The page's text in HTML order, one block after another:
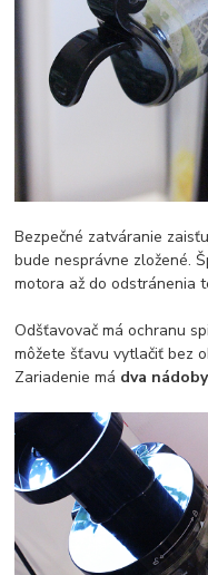
Bezpečné zatváranie
bude nesprávne zložené.
motora až do odstránenia
Odšťavovač má ochranu
môžete šťavu vytlačiť bez
Zariadenie má dva